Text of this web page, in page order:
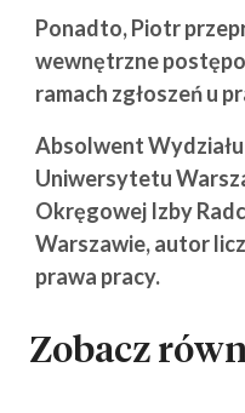
Ponadto, Piotr
wewnętrzne
ramach zgłoszeń u
Absolwent
Uniwersytetu
Okręgowej Izby
Warszawie, autor
prawa pracy.
Zobacz